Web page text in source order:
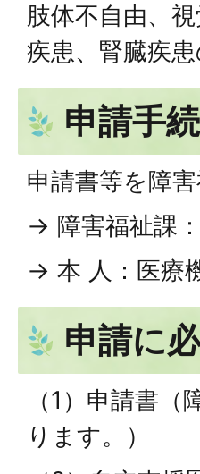
肢体不自由、
疾患、腎臓疾
申請手
申請書等を障
→ 障害福祉課
→ 本 人：医療
申請に
（1）申請書
ります。）